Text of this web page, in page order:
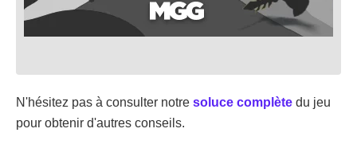
N'hésitez pas à consulter notre soluce complète du jeu
pour obtenir d'autres conseils.